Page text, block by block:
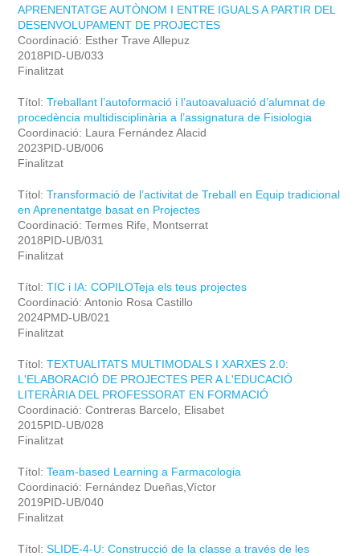
APRENENTATGE AUTÒNOM I ENTRE IGUALS A PARTIR DEL
DESENVOLUPAMENT DE PROJECTES
Coordinació: Esther Trave Allepuz
2018PID-UB/033
Finalitzat
Títol: Treballant l’autoformació i l’autoavaluació d’alumnat de
procedència multidisciplinària a l’assignatura de Fisiologia
Coordinació: Laura Fernández Alacid
2023PID-UB/006
Finalitzat
Títol: Transformació de l’activitat de Treball en Equip tradicional
en Aprenentatge basat en Projectes
Coordinació: Termes Rife, Montserrat
2018PID-UB/031
Finalitzat
Títol: TIC i IA: COPILOTeja els teus projectes
Coordinació: Antonio Rosa Castillo
2024PMD-UB/021
Finalitzat
Títol: TEXTUALITATS MULTIMODALS I XARXES 2.0:
L'ELABORACIÓ DE PROJECTES PER A L'EDUCACIÓ
LITERÀRIA DEL PROFESSORAT EN FORMACIÓ
Coordinació: Contreras Barcelo, Elisabet
2015PID-UB/028
Finalitzat
Títol: Team-based Learning a Farmacologia
Coordinació: Fernández Dueñas,Víctor
2019PID-UB/040
Finalitzat
Títol: SLIDE-4-U: Construcció de la classe a través de les